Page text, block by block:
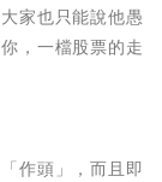
大家也只能說他愚
，一檔股票的走
作頭」，而且即